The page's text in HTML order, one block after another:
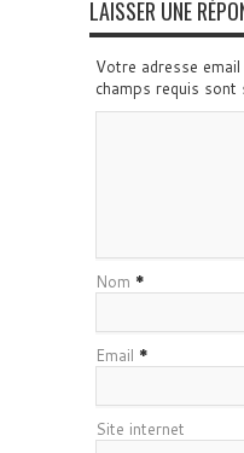
LAISSER UNE
Votre adresse
champs requis sont
Nom *
Email *
Site internet